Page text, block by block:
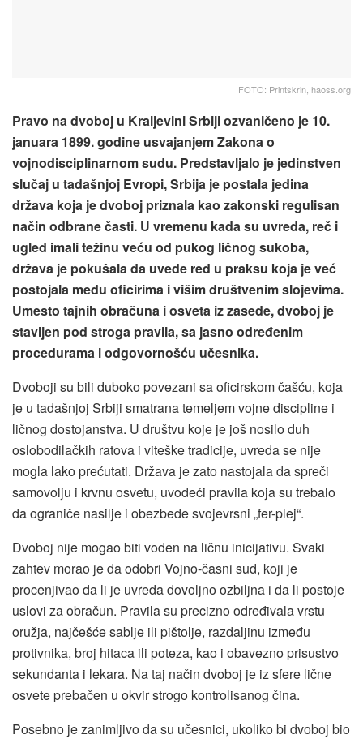
FOTO: Printskrin, haoss.org
Pravo na dvoboj u Kraljevini Srbiji ozvaničeno je 10.
januara 1899. godine usvajanjem Zakona o
vojnodisciplinarnom sudu. Predstavljalo je jedinstven
slučaj u tadašnjoj Evropi, Srbija je postala jedina
država koja je dvoboj priznala kao zakonski regulisan
način odbrane časti. U vremenu kada su uvreda, reč i
ugled imali težinu veću od pukog ličnog sukoba,
država je pokušala da uvede red u praksu koja je već
postojala među oficirima i višim društvenim slojevima.
Umesto tajnih obračuna i osveta iz zasede, dvoboj je
stavljen pod stroga pravila, sa jasno određenim
procedurama i odgovornošću učesnika.
Dvoboji su bili duboko povezani sa oficirskom čašću, koja
je u tadašnjoj Srbiji smatrana temeljem vojne discipline i
ličnog dostojanstva. U društvu koje je još nosilo duh
oslobodilačkih ratova i viteške tradicije, uvreda se nije
mogla lako prećutati. Država je zato nastojala da spreči
samovolju i krvnu osvetu, uvodeći pravila koja su trebalo
da ograniče nasilje i obezbede svojevrsni „fer-plej“.
Dvoboj nije mogao biti vođen na ličnu inicijativu. Svaki
zahtev morao je da odobri Vojno-časni sud, koji je
procenjivao da li je uvreda dovoljno ozbiljna i da li postoje
uslovi za obračun. Pravila su precizno određivala vrstu
oružja, najčešće sablje ili pištolje, razdaljinu između
protivnika, broj hitaca ili poteza, kao i obavezno prisustvo
sekundanta i lekara. Na taj način dvoboj je iz sfere lične
osvete prebačen u okvir strogo kontrolisanog čina.
Posebno je zanimljivo da su učesnici, ukoliko bi dvoboj bio